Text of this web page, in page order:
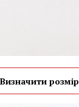
Визначити розмір